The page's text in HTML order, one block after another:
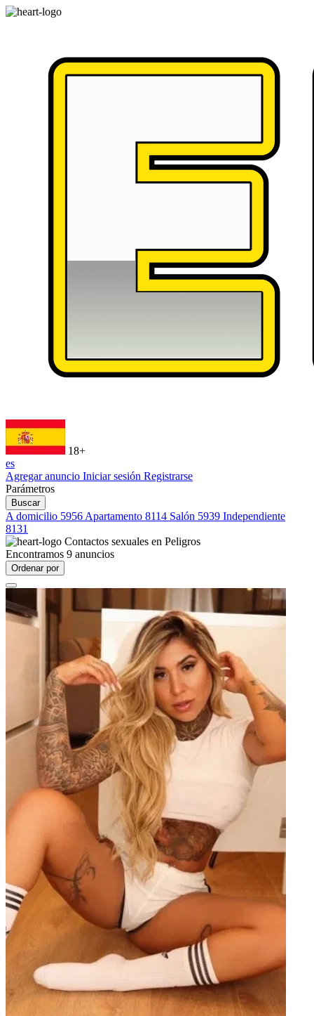
18+
es
Agregar anuncio Iniciar sesión Registrarse
Parámetros
Buscar
A domicilio 5956 Apartamento 8114 Salón 5939 Independiente
8131
Contactos sexuales en Peligros
Encontramos 9 anuncios
Ordenar por